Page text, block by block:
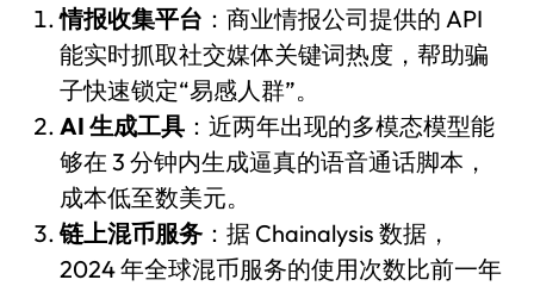
情报收集平台 ：商业情报公司提供的 API
能实时抓取社交媒体关键词热度，帮助骗
子快速锁定“易感人群”。
AI 生成工具：近两年出现的多模态模型能
够在 3 分钟内生成逼真的语音通话脚本，
成本低至数美元。
链上混币服务：据 Chainalysis 数据，
2024 年全球混币服务的使用次数比前一年